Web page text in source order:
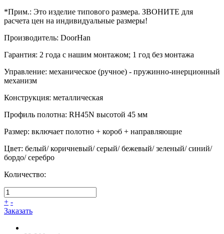
*Прим.: Это изделие типового размера. ЗВОНИТЕ для
расчета цен на индивидуальные размеры!
Производитель: DoorHan
Гарантия: 2 года с нашим монтажом; 1 год без монтажа
Управление: механическое (ручное) - пружинно-инерционный
механизм
Конструкция: металлическая
Профиль полотна: RH45N высотой 45 мм
Размер: включает полотно + короб + направляющие
Цвет: белый/ коричневый/ серый/ бежевый/ зеленый/ синий/
бордо/ серебро
Количество:
+ -
Заказать